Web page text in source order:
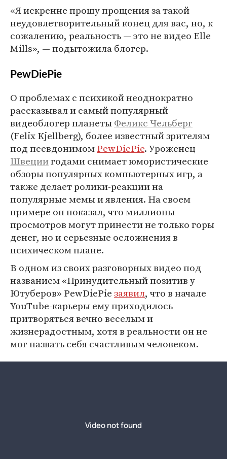
«Я искренне прошу прощения за такой
неудовлетворительный конец для вас, но, к
сожалению, реальность — это не видео Elle
Mills», — подытожила блогер.
PewDiePie
О проблемах с психикой неоднократно
рассказывал и самый популярный
видеоблогер планетыФеликс Чельберг
(Felix Kjellberg), более известный зрителям
под псевдонимомPewDiePie. Уроженец
Швециигодами снимает юмористические
обзоры популярных компьютерных игр, а
также делает ролики-реакции на
популярные мемы и явления. На своем
примере он показал, что миллионы
просмотров могут принести не только горы
денег, но и серьезные осложнения в
психическом плане.
В одном из своих разговорных видео под
названием «Принудительный позитив у
Ютуберов» PewDiePieзаявил, что в начале
YouTube-карьеры ему приходилось
притворяться вечно веселым и
жизнерадостным, хотя в реальности он не
мог назвать себя счастливым человеком.